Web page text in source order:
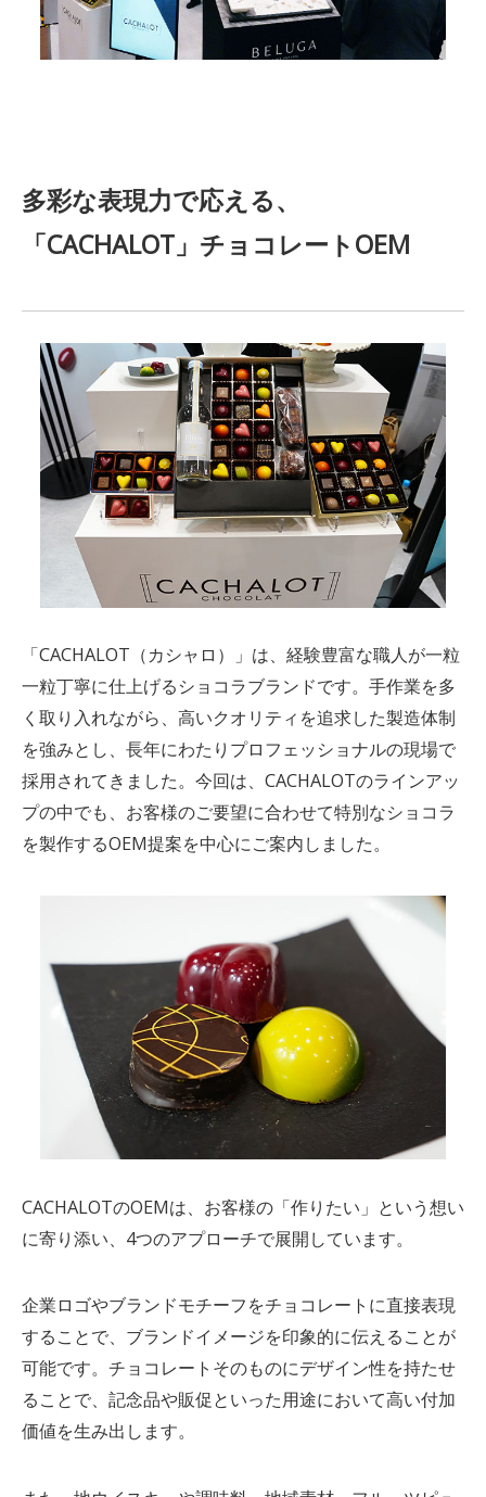
多彩な表現力で応える、
「CACHALOT」 チョコレートOEM
「CACHALOT（カシャロ ）」は、経験豊富な職人が一粒
一粒丁寧に仕上げるショコラブランドです。手作業を多
く取り入れながら、高いクオリティを追求した製造体制
を強みとし、長年にわたりプロフェッショナルの現場で
採用されてきました。今回は、CACHALOTのラインアッ
プの中でも、お客様のご要望に合わせて特別なショコラ
を製作するOEM提案を中心にご案内しました。
CACHALOTのOEMは、お客様の「作りたい」という想い
に寄り添い、4つのアプローチで展開しています。
企業ロゴやブランドモチーフをチョコレートに直接表現
することで、ブランドイメージを印象的に伝えることが
可能です。チョコレートそのものにデザイン性を持たせ
ることで、記念品や販促といった用途において高い付加
価値を生み出します。